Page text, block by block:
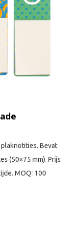
Bevat
(50×75 mm). Prijs
MOQ: 100